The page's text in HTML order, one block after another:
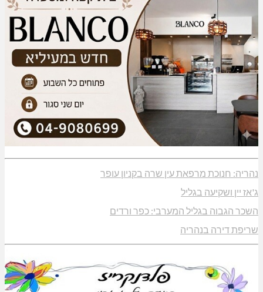
נהריה: חנוכת מרפאת עין שרה בקניון עופר
ג'אז יין ושקיעה בגליל
השכר הגבוה בגליל המערבי: כפר ורדים
שריפת דירה בנהריה